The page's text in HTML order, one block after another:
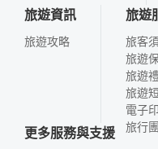
旅遊資訊
旅遊攻略
旅遊
旅客
旅遊
旅遊
旅遊
電子
旅行
更多服務與支援